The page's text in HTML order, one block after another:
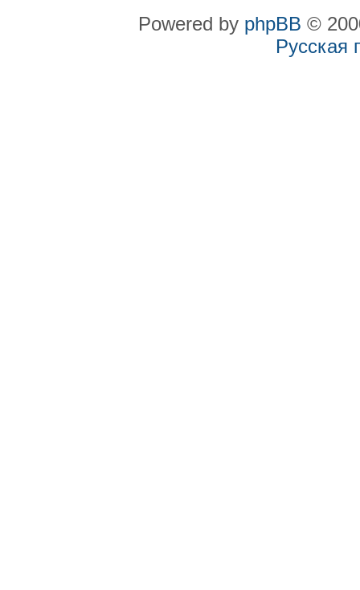
Powered by phpBB ©
Русская